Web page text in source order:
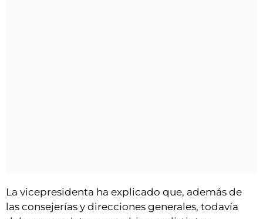
La vicepresidenta ha explicado que, además de
las consejerías y direcciones generales, todavía